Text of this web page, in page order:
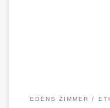
EDENS ZIMMER